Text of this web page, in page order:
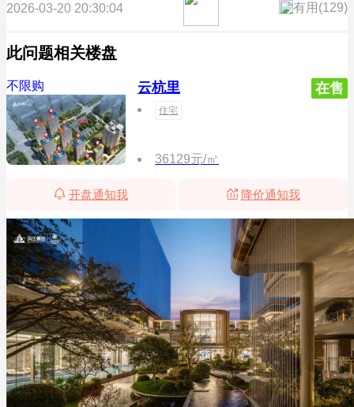
2026-03-20 20:30:04 有用(129)
此问题相关楼盘
不限购 云杭里 在售
住宅
36129元/㎡
开盘通知我 降价通知我